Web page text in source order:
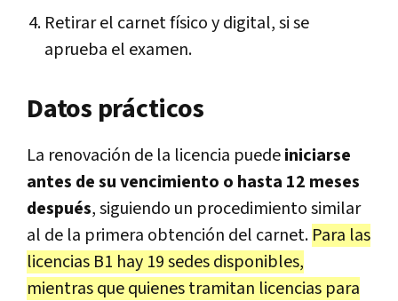
Retirar el carnet físico y digital, si se
aprueba el examen.
Datos prácticos
La renovación de la licencia puedeiniciarse
antes de su vencimiento o hasta 12 meses
después, siguiendo un procedimiento similar
al de la primera obtención del carnet. Para las
licencias B1 hay 19 sedes disponibles,
mientras que quienes tramitan licencias para